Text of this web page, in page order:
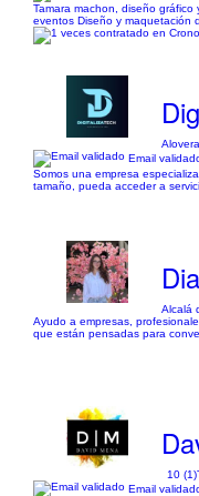
Tamara machon, diseño
eventos Diseño y maquetación
Email
Somos una empresa
tamaño, pueda acceder a
Alcalá
Ayudo a empresas,
que están pensadas para
10 (1)
Email